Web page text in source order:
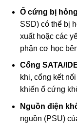
Ổ cứng bị
SSD) có thể bị
xuất hoặc các
phận cơ học
Cổng SATA/
khi, cổng kết
khiến ổ cứng
Nguồn điện
nguồn (PSU)